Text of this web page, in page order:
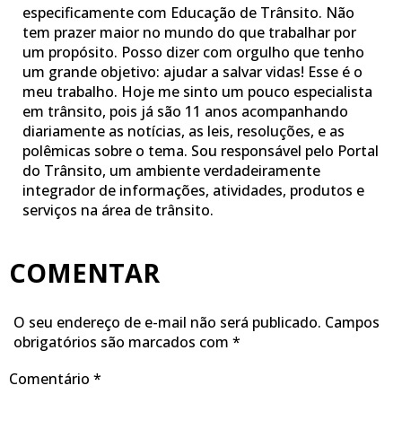
especificamente com Educação de Trânsito. Não
tem prazer maior no mundo do que trabalhar por
um propósito. Posso dizer com orgulho que tenho
um grande objetivo: ajudar a salvar vidas! Esse é o
meu trabalho. Hoje me sinto um pouco especialista
em trânsito, pois já são 11 anos acompanhando
diariamente as notícias, as leis, resoluções, e as
polêmicas sobre o tema. Sou responsável pelo Portal
do Trânsito, um ambiente verdadeiramente
integrador de informações, atividades, produtos e
serviços na área de trânsito.
COMENTAR
O seu endereço de e-mail não será publicado. Campos
obrigatórios são marcados com *
Comentário *